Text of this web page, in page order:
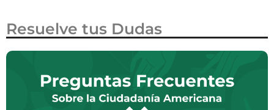
Resuelve tus Dudas